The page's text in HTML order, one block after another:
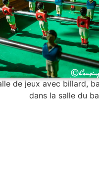
de jeux avec billard,
dans la salle du